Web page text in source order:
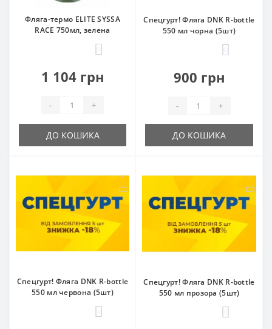
Фляга-термо ELITE SYSSA
RACE 750мл, зелена
1 104 грн
- +
ДО КОШИКА
Спецгурт! Фляга DNK R-bottle
550 мл чорна (5шт)
900 грн
- +
ДО КОШИКА
Спецгурт! Фляга DNK R-bottle
550 мл червона (5шт)
Спецгурт! Фляга DNK R-bottle
550 мл прозора (5шт)